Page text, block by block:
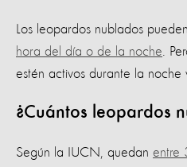
Los leopardos nublados
hora del día o de la noche.
estén activos durante la noche
¿Cuántos leopardos
Según la IUCN, quedan